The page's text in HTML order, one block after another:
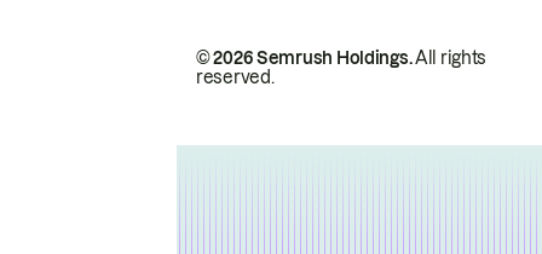
© 2026 Semrush Holdings.All rights
reserved.